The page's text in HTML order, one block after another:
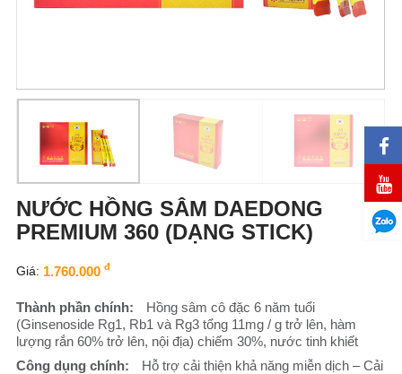
NƯỚC HỒNG SÂM DAEDONG
PREMIUM 360 (DẠNG STICK)
Giá: 1.760.000 đ
Thành phần chính:
Hồng sâm cô đặc 6 năm tuổi
(Ginsenoside Rg1, Rb1 và Rg3 tổng 11mg / g trở lên, hàm
lượng rắn 60% trở lên, nội địa) chiếm 30%, nước tinh khiết
Công dụng chính:
Hỗ trợ cải thiện khả năng miễn dịch – Cải